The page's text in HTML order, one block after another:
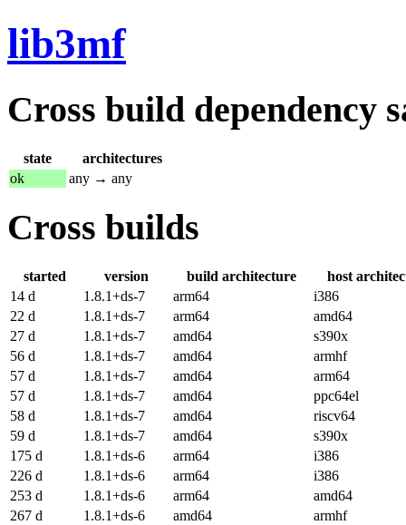
lib3mf
Cross build dependency
state
architectures
ok
any → any
Cross builds
started version build architecture
host
14 d
1.8.1+ds-7 arm64
i386
22 d
1.8.1+ds-7 arm64
amd64
27 d
1.8.1+ds-7 amd64
s390x
56 d
1.8.1+ds-7 amd64
armhf
57 d
1.8.1+ds-7 amd64
arm64
57 d
1.8.1+ds-7 amd64
ppc64el
58 d
1.8.1+ds-7 amd64
riscv64
59 d
1.8.1+ds-7 amd64
s390x
175 d
1.8.1+ds-6 arm64
i386
226 d
1.8.1+ds-6 arm64
i386
253 d
1.8.1+ds-6 arm64
amd64
267 d
1.8.1+ds-6 amd64
armhf